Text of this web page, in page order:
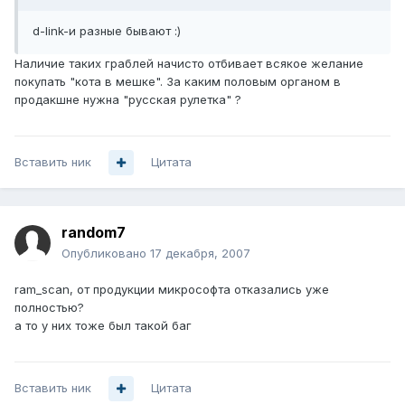
d-link-и разные бывают :)
Наличие таких граблей начисто отбивает всякое желание
покупать "кота в мешке". За каким половым органом в
продакшне нужна "русская рулетка" ?
Вставить ник Цитата
random7
Опубликовано 17 декабря, 2007
ram_scan, от продукции микрософта отказались уже
полностью?
а то у них тоже был такой баг
Вставить ник Цитата